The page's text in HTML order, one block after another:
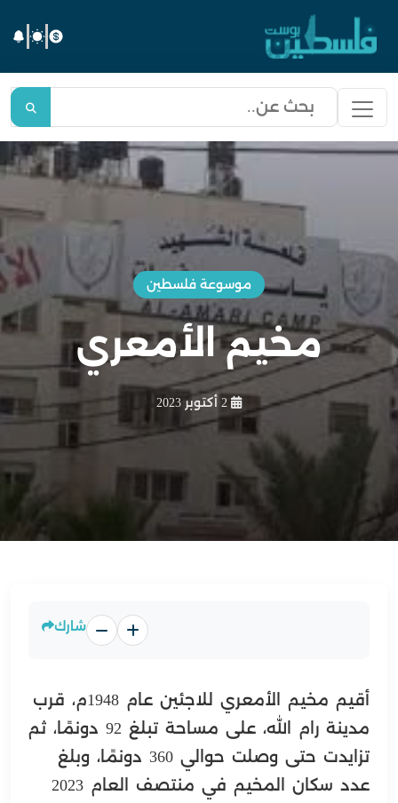
موسوعة فلسطين
مخيم الأمعري
شارك
أقيم مخيم الأمعري للاجئين عام 1948م، قرب
مدينة رام الله، على مساحة تبلغ 92 دونمًا، ثم
تزايدت حتى وصلت حوالي 360 دونمًا، وبلغ
عدد سكان المخيم في منتصف العام 2023